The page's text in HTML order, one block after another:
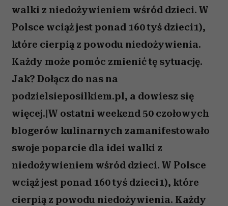
walki z niedożywieniem wśród dzieci. W
Polsce wciąż jest ponad 160 tyś dzieci1),
które cierpią z powodu niedożywienia.
Każdy może pomóc zmienić tę sytuację.
Jak? Dołącz do nas na
podzielsieposilkiem.pl, a dowiesz się
więcej.|W ostatni weekend 50 czołowych
blogerów kulinarnych zamanifestowało
swoje poparcie dla idei walki z
niedożywieniem wśród dzieci. W Polsce
wciąż jest ponad 160 tyś dzieci1), które
cierpią z powodu niedożywienia. Każdy